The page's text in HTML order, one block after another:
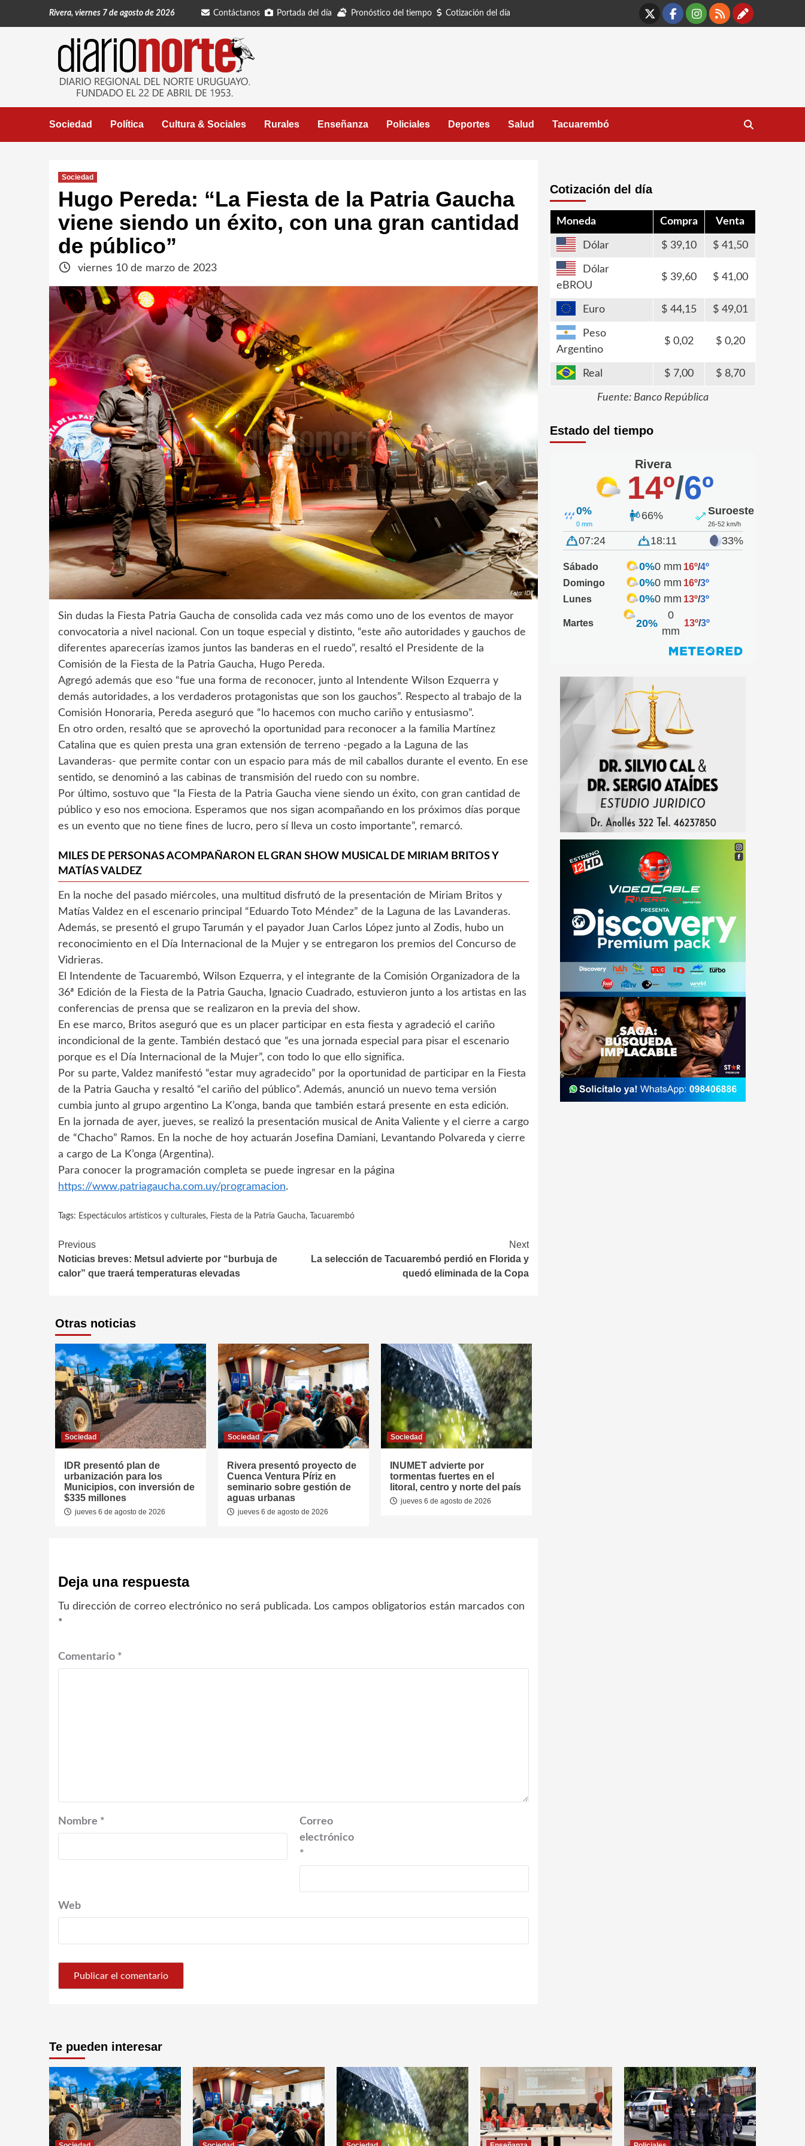
Rivera, viernes 7 de agosto de 2026 Contáctanos Portada del día Pronóstico del tiempo Cotización del día
X Facebook
Instagram
RSS
Sociedad Política Cultura & Sociales Rurales Enseñanza Policiales Deportes Salud Tacuarembó
Sociedad
Hugo Pereda: “La Fiesta de la Patria Gaucha
viene siendo un éxito, con una gran cantidad
de público”
viernes 10 de marzo de 2023
Sin dudas la Fiesta Patria Gaucha de consolida cada vez más como uno de los eventos de mayor
convocatoria a nivel nacional. Con un toque especial y distinto, “este año autoridades y gauchos de
diferentes aparecerías izamos juntos las banderas en el ruedo”, resaltó el Presidente de la
Comisión de la Fiesta de la Patria Gaucha, Hugo Pereda.
Agregó además que eso “fue una forma de reconocer, junto al Intendente Wilson Ezquerra y
demás autoridades, a los verdaderos protagonistas que son los gauchos”. Respecto al trabajo de la
Comisión Honoraria, Pereda aseguró que “lo hacemos con mucho cariño y entusiasmo”.
En otro orden, resaltó que se aprovechó la oportunidad para reconocer a la familia Martínez
Catalina que es quien presta una gran extensión de terreno -pegado a la Laguna de las
Lavanderas- que permite contar con un espacio para más de mil caballos durante el evento. En ese
sentido, se denominó a las cabinas de transmisión del ruedo con su nombre.
Por último, sostuvo que “la Fiesta de la Patria Gaucha viene siendo un éxito, con gran cantidad de
público y eso nos emociona. Esperamos que nos sigan acompañando en los próximos días porque
es un evento que no tiene fines de lucro, pero sí lleva un costo importante”, remarcó.
MILES DE PERSONAS ACOMPAÑARON EL GRAN SHOW MUSICAL DE MIRIAM BRITOS Y
MATÍAS VALDEZ
En la noche del pasado miércoles, una multitud disfrutó de la presentación de Miriam Britos y
Matías Valdez en el escenario principal “Eduardo Toto Méndez” de la Laguna de las Lavanderas.
Además, se presentó el grupo Tarumán y el payador Juan Carlos López junto al Zodis, hubo un
reconocimiento en el Día Internacional de la Mujer y se entregaron los premios del Concurso de
Vidrieras.
El Intendente de Tacuarembó, Wilson Ezquerra, y el integrante de la Comisión Organizadora de la
36ª Edición de la Fiesta de la Patria Gaucha, Ignacio Cuadrado, estuvieron junto a los artistas en las
conferencias de prensa que se realizaron en la previa del show.
En ese marco, Britos aseguró que es un placer participar en esta fiesta y agradeció el cariño
incondicional de la gente. También destacó que “es una jornada especial para pisar el escenario
porque es el Día Internacional de la Mujer”, con todo lo que ello significa.
Por su parte, Valdez manifestó “estar muy agradecido” por la oportunidad de participar en la Fiesta
de la Patria Gaucha y resaltó “el cariño del público”. Además, anunció un nuevo tema versión
cumbia junto al grupo argentino La K’onga, banda que también estará presente en esta edición.
En la jornada de ayer, jueves, se realizó la presentación musical de Anita Valiente y el cierre a cargo
de “Chacho” Ramos. En la noche de hoy actuarán Josefina Damiani, Levantando Polvareda y cierre
a cargo de La K’onga (Argentina).
Para conocer la programación completa se puede ingresar en la página
https://www.patriagaucha.com.uy/programacion.
Tags: Espectáculos artísticos y culturales, Fiesta de la Patria Gaucha, Tacuarembó
Continue
Reading
Previous
Noticias breves: Metsul advierte por “burbuja de
calor” que traerá temperaturas elevadas
Next
La selección de Tacuarembó perdió en Florida y
quedó eliminada de la Copa
Otras noticias
Sociedad
IDR presentó plan de
urbanización para los
Municipios, con inversión de
$335 millones
jueves 6 de agosto de 2026
Sociedad
Rivera presentó proyecto de
Cuenca Ventura Píriz en
seminario sobre gestión de
aguas urbanas
jueves 6 de agosto de 2026
Sociedad
INUMET advierte por
tormentas fuertes en el
litoral, centro y norte del país
jueves 6 de agosto de 2026
Deja una respuesta
Tu dirección de correo electrónico no será publicada. Los campos obligatorios están marcados con
*
Comentario *
Nombre *
Correo
electrónico
*
Web
Cotización del día
Moneda Compra Venta
Dólar 39,10 41,50
Dólar
eBROU
39,60 41,00
Euro 44,15 49,01
Peso
Argentino
0,02 0,20
Real 7,00 8,70
Fuente: Banco República
Estado del tiempo
Rivera
14º/6º
0%
0 mm
66% Suroeste
26-52 km/h
07:24 18:11 33%
Sábado 0%0 mm 16º/4º
Domingo
0%0 mm 16º/3º
Lunes
0%0 mm 13º/3º
Martes 20%
0
mm
13º/3º
Te pueden interesar